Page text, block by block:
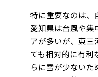
特に重要なのは、
愛知県は台風や集
アが多いが、東三
ても相対的に有利
らに雪が少ない